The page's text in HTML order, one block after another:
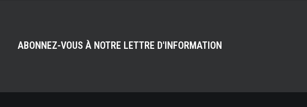
ABONNEZ-VOUS À NOTRE LETTRE D'INFORMATION